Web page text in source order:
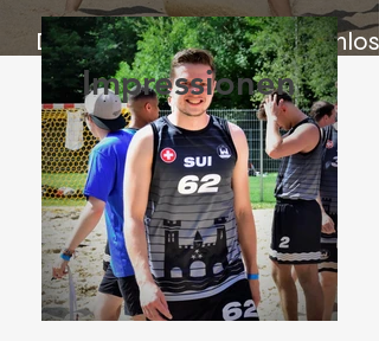
Der zweite BHV Wasserschloss
Cup steht an
Impressionen